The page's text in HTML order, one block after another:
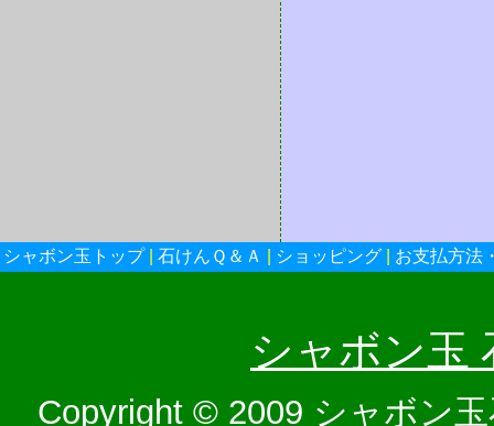
シャボン玉トップ| 石けんＱ＆Ａ ショッピング お支払方法
シャボン玉
Copyright © 2009 シャボン